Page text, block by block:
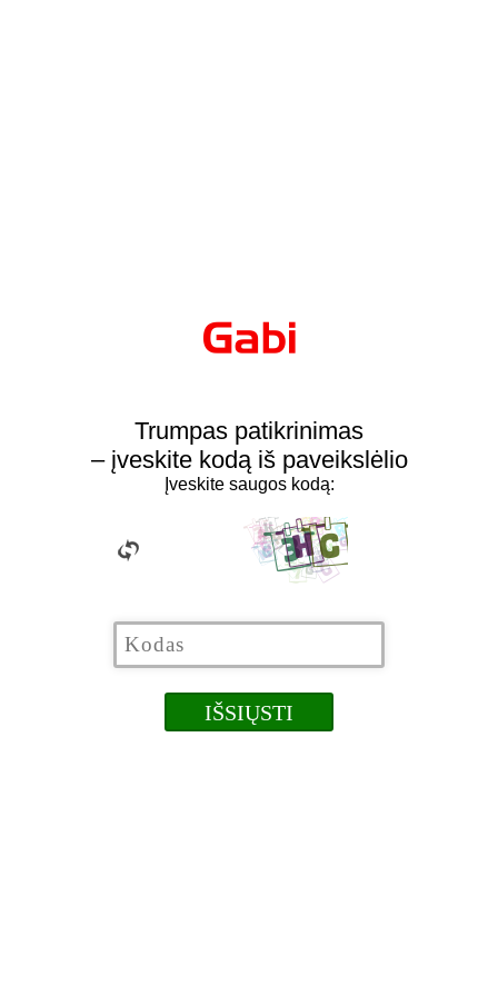
Trumpas patikrinimas
– įveskite kodą iš paveikslėlio
Įveskite saugos kodą: